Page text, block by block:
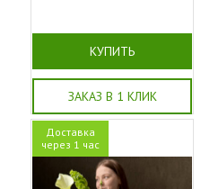
КУПИТЬ
ЗАКАЗ В 1 КЛИК
Доставка
через 1 час